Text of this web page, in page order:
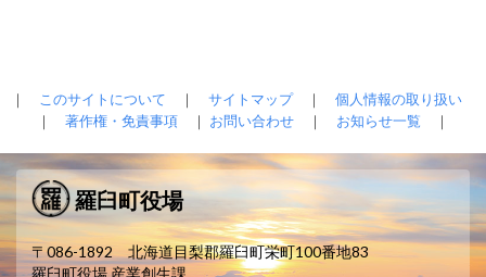
｜ このサイトについて ｜ サイトマップ｜ 個人情報の取り扱い
｜ 著作権・免責事項 ｜ お問い合わせ ｜ お知らせ一覧 ｜
羅臼町役場
〒086-1892 北海道目梨郡羅臼町栄町100番地83
羅臼町役場 産業創生課